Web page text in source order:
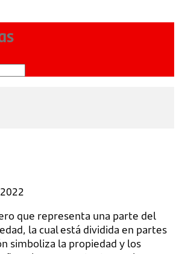
que representa una parte del
la cual está dividida en partes
simboliza la propiedad y los